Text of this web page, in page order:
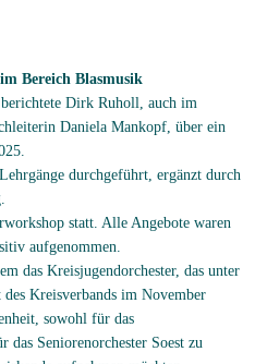
Bereich Blasmusik
Dirk Ruholl, auch im
Daniela Mankopf, über ein
durchgeführt, ergänzt durch
statt. Alle Angebote waren
aufgenommen.
das Kreisjugendorchester, das unter
Kreisverbands im November
sowohl für das
das Seniorenorchester Soest zu